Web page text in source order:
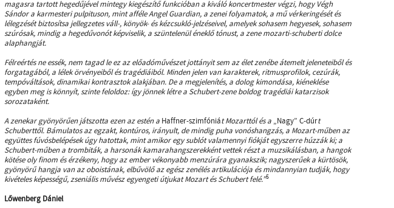
magasra tartott hegedűjével mintegy kiegészítő funkcióban a kiváló koncertmester végzi, hogy Végh
Sándor a karmesteri pulpituson, mint afféle Angel Guardian, a zenei folyamatok, a mű vérkeringését és
lélegzését biztosítsa jellegzetes váll-, könyök- és kézcsukló-jelzéseivel, amelyek sohasem hegyesek, sohasem
szúrósak, mindig a hegedűvonót képviselik, a szüntelenül éneklő tónust, a zene mozarti-schuberti dolce
alaphangját.
Félreértés ne essék, nem tagad le ez az előadóművészet jottányit sem az élet zenébe átemelt jeleneteiből és
forgatagából, a lélek örvényeiből és tragédiáiból. Minden jelen van karakterek, ritmusprofilok, cezúrák,
tempóváltások, dinamikai kontrasztok alakjában. De a megjelenítés, a dolog kimondása, kiéneklése
egyben meg is könnyít, szinte feloldoz: így jönnek létre a Schubert-zene boldog tragédiái katarzisok
sorozataként.
A zenekar gyönyörűen játszotta ezen az estén a Haffner-szimfóniát Mozarttól és a „Nagy” C-dúrt
Schuberttől. Bámulatos az egzakt, kontúros, irányult, de mindig puha vonóshangzás, a Mozart-műben az
együttes fúvósbelépések úgy hatottak, mint amikor egy sublót valamennyi fiókját egyszerre húzzák ki; a
Schubert-műben a trombiták, a harsonák kamarahangszerekként vettek részt a muzsikálásban, a hangok
kötése oly finom és érzékeny, hogy az ember vékonyabb menzúrára gyanakszik; nagyszerűek a kürtösök,
gyönyörű hangja van az oboistának, elbűvölő az egész zenélés artikulációja és mindannyian tudják, hogy
kivételes képességű, zseniális művész egyengeti útjukat Mozart és Schubert felé.”5
Lőwenberg Dániel